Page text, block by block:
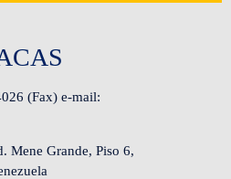
(Fax) e-mail:
Mene Grande, Piso 6,